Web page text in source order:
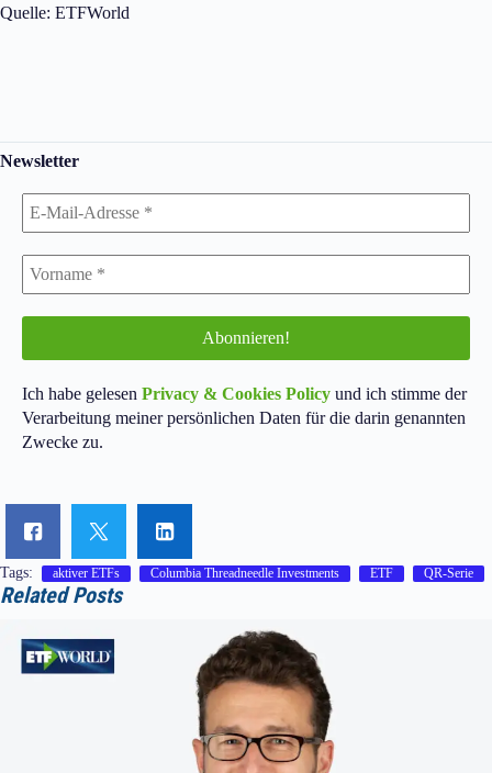
Quelle: ETFWorld
Newsletter
Ich habe gelesen Privacy & Cookies Policy und ich stimme der
Verarbeitung meiner persönlichen Daten für die darin genannten
Zwecke zu.
Tags: aktiver ETFs Columbia Threadneedle Investments ETF QR-Serie
Related Posts